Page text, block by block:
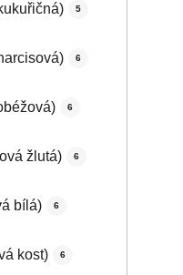
5
6
6
žlutá) 6
bílá) 6
kost) 6